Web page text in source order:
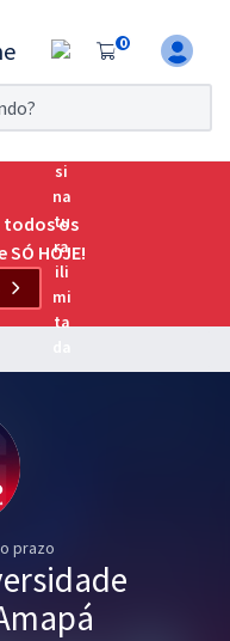
0
da
todos os
HOJE!
prazo